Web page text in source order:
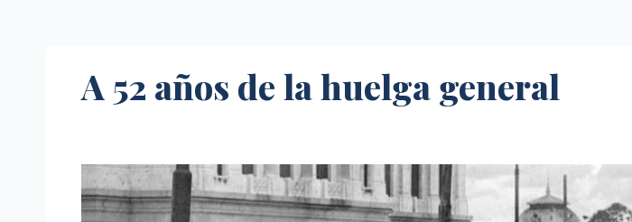
A 52 años de la huelga general